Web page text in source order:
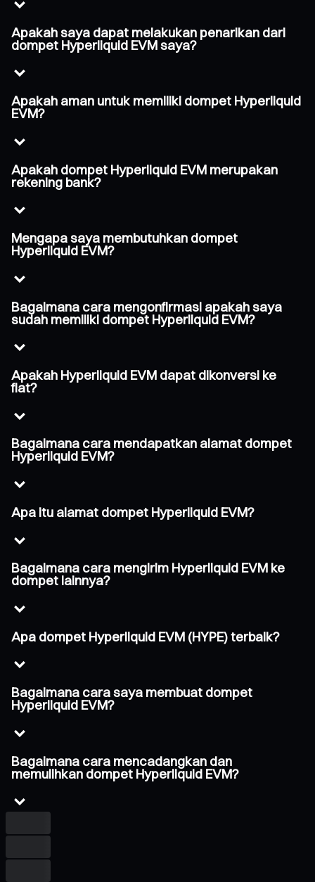
Apakah saya dapat melakukan penarikan dari
dompet Hyperliquid EVM saya?
Apakah aman untuk memiliki dompet Hyperliquid
EVM?
Apakah dompet Hyperliquid EVM merupakan
rekening bank?
Mengapa saya membutuhkan dompet
Hyperliquid EVM?
Bagaimana cara mengonfirmasi apakah saya
sudah memiliki dompet Hyperliquid EVM?
Apakah Hyperliquid EVM dapat dikonversi ke
fiat?
Bagaimana cara mendapatkan alamat dompet
Hyperliquid EVM?
Apa itu alamat dompet Hyperliquid EVM?
Bagaimana cara mengirim Hyperliquid EVM ke
dompet lainnya?
Apa dompet Hyperliquid EVM (HYPE) terbaik?
Bagaimana cara saya membuat dompet
Hyperliquid EVM?
Bagaimana cara mencadangkan dan
memulihkan dompet Hyperliquid EVM?